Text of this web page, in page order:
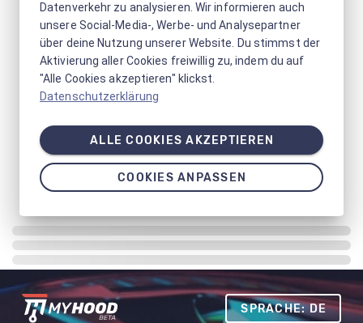
SPRACHE: DE
Datenverkehr zu analysieren. Wir informieren auch
unsere Social-Media-, Werbe- und Analysepartner
über deine Nutzung unserer Website. Du stimmst der
Aktivierung aller Cookies freiwillig zu, indem du auf
"Alle Cookies akzeptieren" klickst.
Datenschutzerklärung
ALLE COOKIES AKZEPTIEREN
COOKIES ANPASSEN